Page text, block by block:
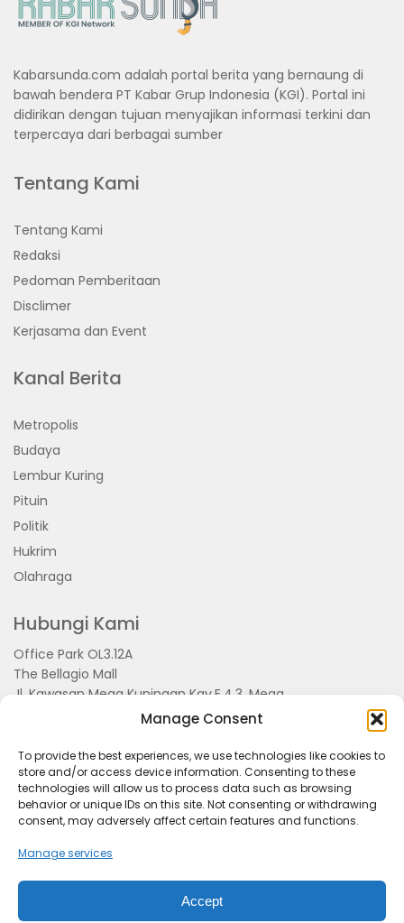
Manage Consent
To provide the best experiences, we use technologies like cookies to
store and/or access device information. Consenting to these
technologies will allow us to process data such as browsing
behavior or unique IDs on this site. Not consenting or withdrawing
consent, may adversely affect certain features and functions.
Manage services
Accept
Kabarsunda.com adalah portal berita yang bernaung di
bawah bendera PT Kabar Grup Indonesia (KGI). Portal ini
didirikan dengan tujuan menyajikan informasi terkini dan
terpercaya dari berbagai sumber
Tentang Kami
Tentang Kami
Redaksi
Pedoman Pemberitaan
Disclimer
Kerjasama dan Event
Kanal Berita
Metropolis
Budaya
Lembur Kuring
Pituin
Politik
Hukrim
Olahraga
Hubungi Kami
Office Park OL3.12A
The Bellagio Mall
Jl. Kawasan Mega Kuningan Kav.E.4.3, Mega
Kuningan, Kel. Kuningan Timur,
Kec.Setiabudi, Jakarta Selatan 15810